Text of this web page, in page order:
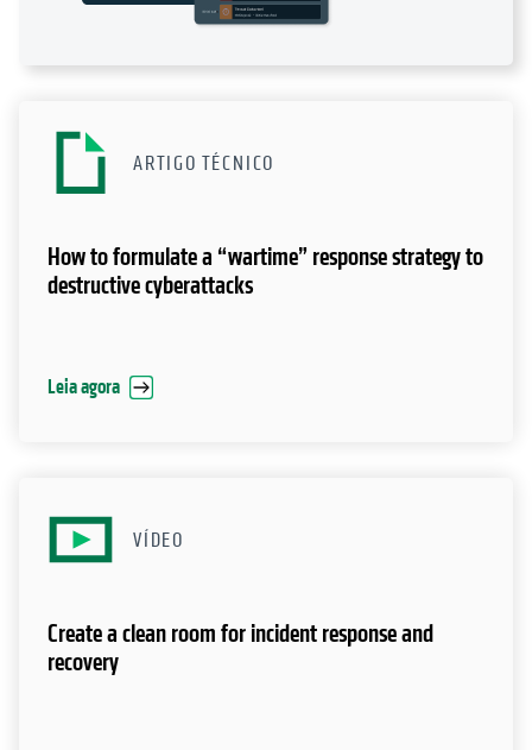
ARTIGO TÉCNICO
How to formulate a “wartime” response strategy to
destructive cyberattacks
Leia agora
VÍDEO
Create a clean room for incident response and
recovery